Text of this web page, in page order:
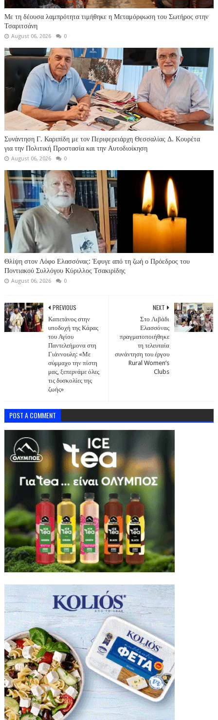
Με τη δέουσα λαμπρότητα τιμήθηκε η Μεταμόρφωση του Σωτήρος στην
Τσαριτσάνη
August 06, 2026 0
Συνάντηση Γ. Καριπίδη με τον Περιφερειάρχη Θεσσαλίας Δ. Κουρέτα
για την Πολιτική Προστασία και την Αυτοδιοίκηση
August 06, 2026 0
Θλίψη στον Λόφο Ελασσόνας: Έφυγε από τη ζωή ο Πρόεδρος του
Ποντιακού Συλλόγου Κύριλλος Τσακιρίδης
August 06, 2026 0
NEXT
Στο Λιβάδι
Ελασσόνας
πραγματοποιήθηκε
τη τελευταία
συνάντηση του έργου
Rural Women’s
Clubs
PREVIOUS
Καπετάνος στην
υποδοχή της Κάρας
του Αγίου
Παντελεήμονα στη
Γιάννουλη: «Με
σύμμαχο την πίστη
μας, ξεπερνάμε όλες
τις δυσκολίες της
ζωής»
POST A COMMENT